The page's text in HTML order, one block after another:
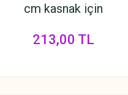
cm kasnak için
213,00 TL